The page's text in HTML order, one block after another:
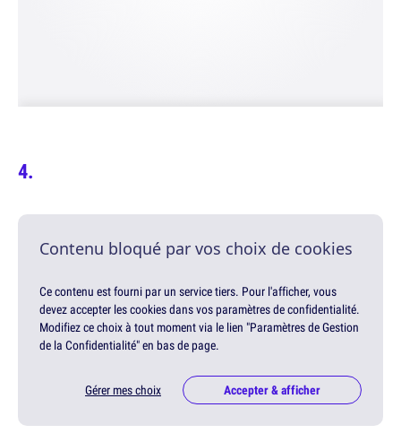
Contenu bloqué par vos choix de cookies
Ce contenu est fourni par un service tiers. Pour l'afficher, vous
devez accepter les cookies dans vos paramètres de confidentialité.
Modifiez ce choix à tout moment via le lien "Paramètres de Gestion
de la Confidentialité" en bas de page.
Gérer mes choix Accepter & afficher